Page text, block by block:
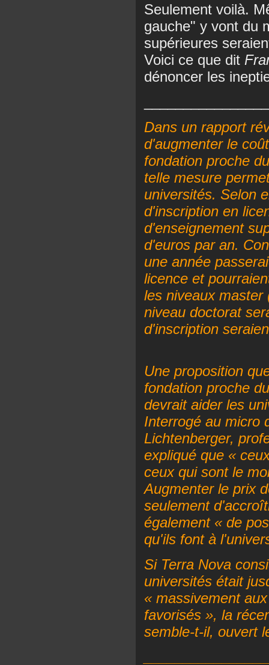
Seulement voilà.
gauche" y vont du
supérieures
Voici ce que dit
dénoncer les
Dans un rapport
d'augmenter le
fondation proche
telle mesure
universités. Selon
d'inscription en
d'enseignement
d'euros par an.
une année
licence et
les niveaux master
niveau doctorat
d'inscription
Une proposition
fondation proche
devrait aider les
Interrogé au micro
Lichtenberger,
expliqué que «
ceux qui sont le
Augmenter le prix
seulement
également « de
qu'ils font à
Si Terra Nova
universités était
« massivement
favorisés », la
semble-t-il, ouvert